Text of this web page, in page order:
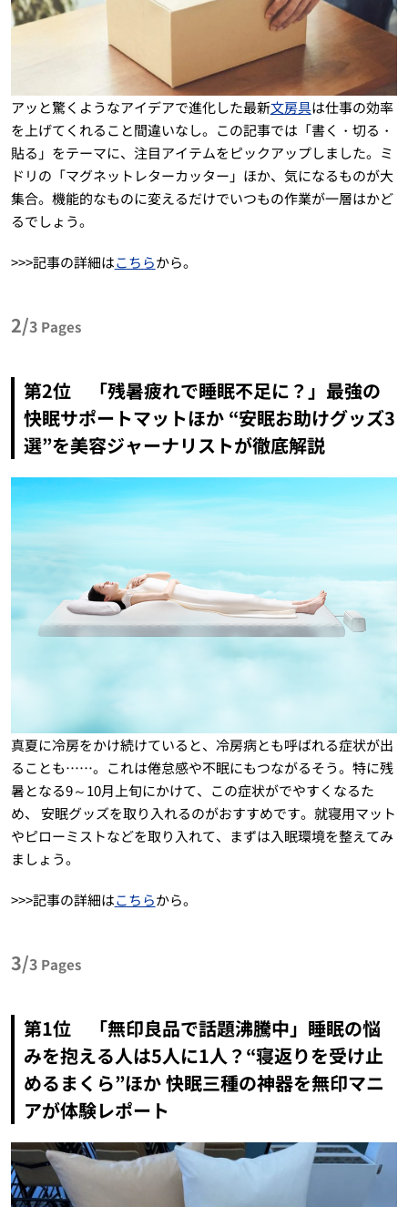
アッと驚くようなアイデアで進化した最新文房具は仕事の効率
を上げてくれること間違いなし。この記事では「書く・切る・
貼る」をテーマに、注目アイテムをピックアップしました。ミ
ドリの「マグネットレターカッター」ほか、気になるものが大
集合。機能的なものに変えるだけでいつもの作業が一層はかど
るでしょう。
>>>記事の詳細はこちらから。
2/3 Pages
第2位 「残暑疲れで睡眠不足に？」最強の
快眠サポートマットほか “安眠お助けグッズ3
選”を美容ジャーナリストが徹底解説
真夏に冷房をかけ続けていると、冷房病とも呼ばれる症状が出
ることも……。これは倦怠感や不眠にもつながるそう。特に残
暑となる9～10月上旬にかけて、この症状がでやすくなるた
め、 安眠グッズを取り入れるのがおすすめです。就寝用マット
やピローミストなどを取り入れて、まずは入眠環境を整えてみ
ましょう。
>>>記事の詳細はこちらから。
3/3 Pages
第1位 「無印良品で話題沸騰中」睡眠の悩
みを抱える人は5人に1人？“寝返りを受け止
めるまくら”ほか 快眠三種の神器を無印マニ
アが体験レポート